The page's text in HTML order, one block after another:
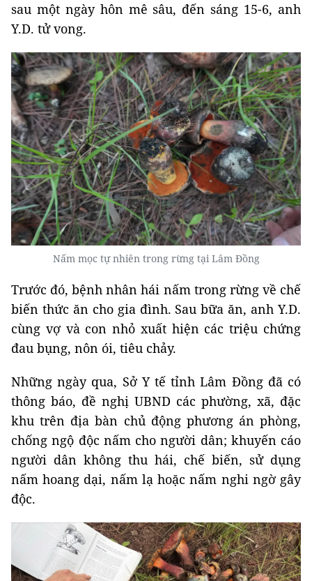
sau một ngày hôn mê sâu, đến sáng 15-6, anh
Y.D. tử vong.
Nấm mọc tự nhiên trong rừng tại Lâm Đồng
Trước đó, bệnh nhân hái nấm trong rừng về chế
biến thức ăn cho gia đình. Sau bữa ăn, anh Y.D.
cùng vợ và con nhỏ xuất hiện các triệu chứng
đau bụng, nôn ói, tiêu chảy.
Những ngày qua, Sở Y tế tỉnh Lâm Đồng đã có
thông báo, đề nghị UBND các phường, xã, đặc
khu trên địa bàn chủ động phương án phòng,
chống ngộ độc nấm cho người dân; khuyến cáo
người dân không thu hái, chế biến, sử dụng
nấm hoang dại, nấm lạ hoặc nấm nghi ngờ gây
độc.